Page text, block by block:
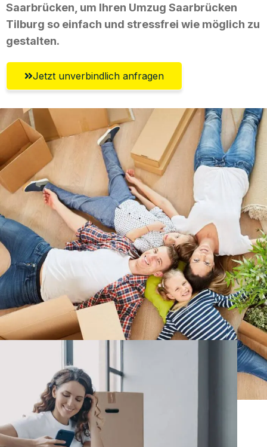
Saarbrücken, um Ihren Umzug Saarbrücken
Tilburg so einfach und stressfrei wie möglich zu
gestalten.
Jetzt unverbindlich anfragen